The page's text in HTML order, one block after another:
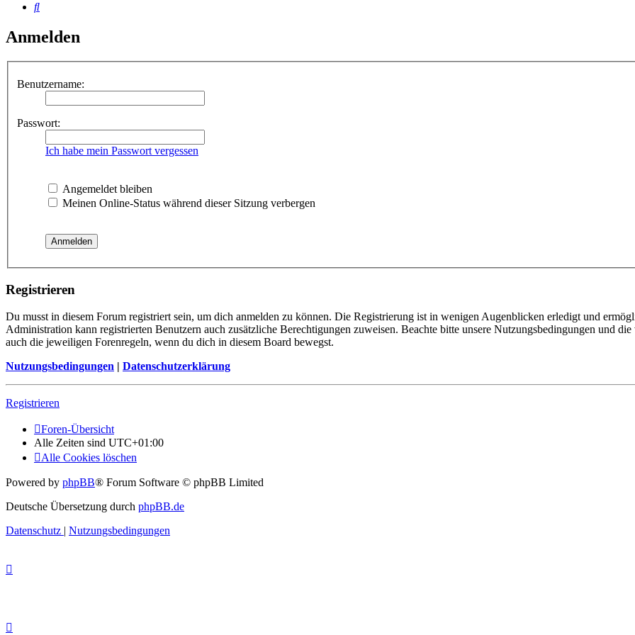
Suche
Anmelden
Benutzername:
Passwort:
Ich habe mein Passwort vergessen
Angemeldet bleiben
Meinen Online-Status während dieser Sitzung verbergen
Registrieren
Du musst in diesem Forum registriert sein, um dich anmelden zu können. Die Registrierung ist in wenigen Augenblicken erledigt und
Administration kann registrierten Benutzern auch zusätzliche Berechtigungen zuweisen. Beachte bitte unsere Nutzungsbedingungen und
auch die jeweiligen Forenregeln, wenn du dich in diesem Board bewegst.
Nutzungsbedingungen | Datenschutzerklärung
Registrieren
Foren-Übersicht
Alle Zeiten sind UTC+01:00
Alle Cookies löschen
Powered by phpBB® Forum Software © phpBB Limited
Deutsche Übersetzung durch phpBB.de
Datenschutz | Nutzungsbedingungen